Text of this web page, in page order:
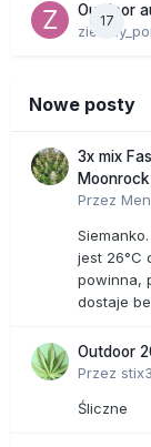
17
Outdoor
Nowe posty
3x mix
Przez
jest 26°C
powinna,
dostaje
Outdoor
Przez
Śliczne